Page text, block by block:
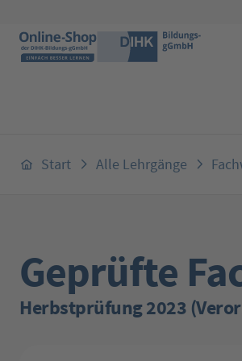
Start Alle Lehrgänge
Geprüfte
Herbstprüfung 2023